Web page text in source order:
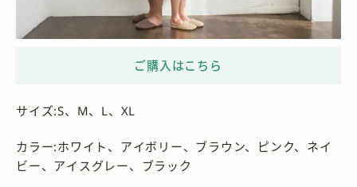
サイズ:S、M、L、XL
カラー:ホワイト、アイボリー、ブラウン、ピンク、ネイ
ビー、アイスグレー、ブラック